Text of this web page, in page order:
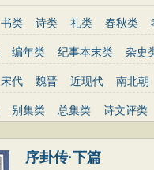
书类 诗类 礼类 春秋类
编年类 纪事本末类 杂史
宋代 魏晋 近现代 南北朝
未知
别集类 总集类 诗文评类
序卦传·下篇